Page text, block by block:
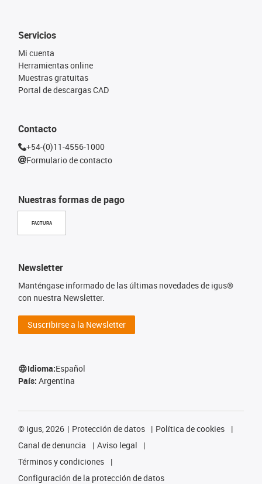
Nuestras formas de pago
FACTURA
Servicios
Mi cuenta
Herramientas online
Muestras gratuitas
Portal de descargas CAD
Contacto
+54-(0)11-4556-1000
Formulario de contacto
Newsletter
Manténgase informado de las últimas novedades de igus®
con nuestra Newsletter.
Suscribirse a la Newsletter
Idioma:Español
País: Argentina
© igus, 2026 Protección de datos
Política de cookies
Canal de denuncia
Aviso legal
Términos y condiciones
Configuración de la protección de datos